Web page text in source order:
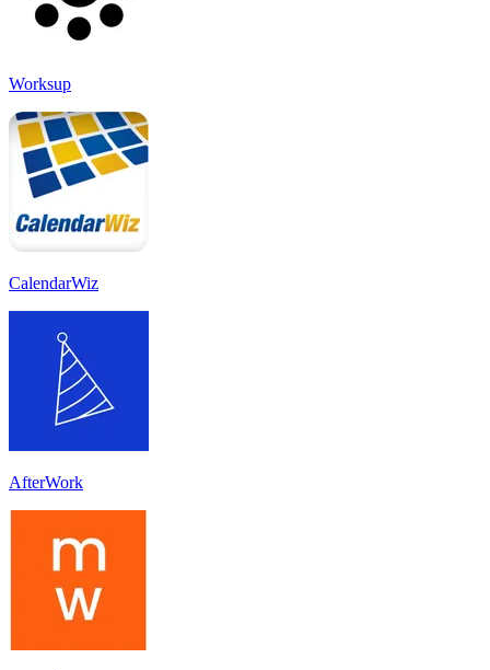
Worksup
CalendarWiz
AfterWork